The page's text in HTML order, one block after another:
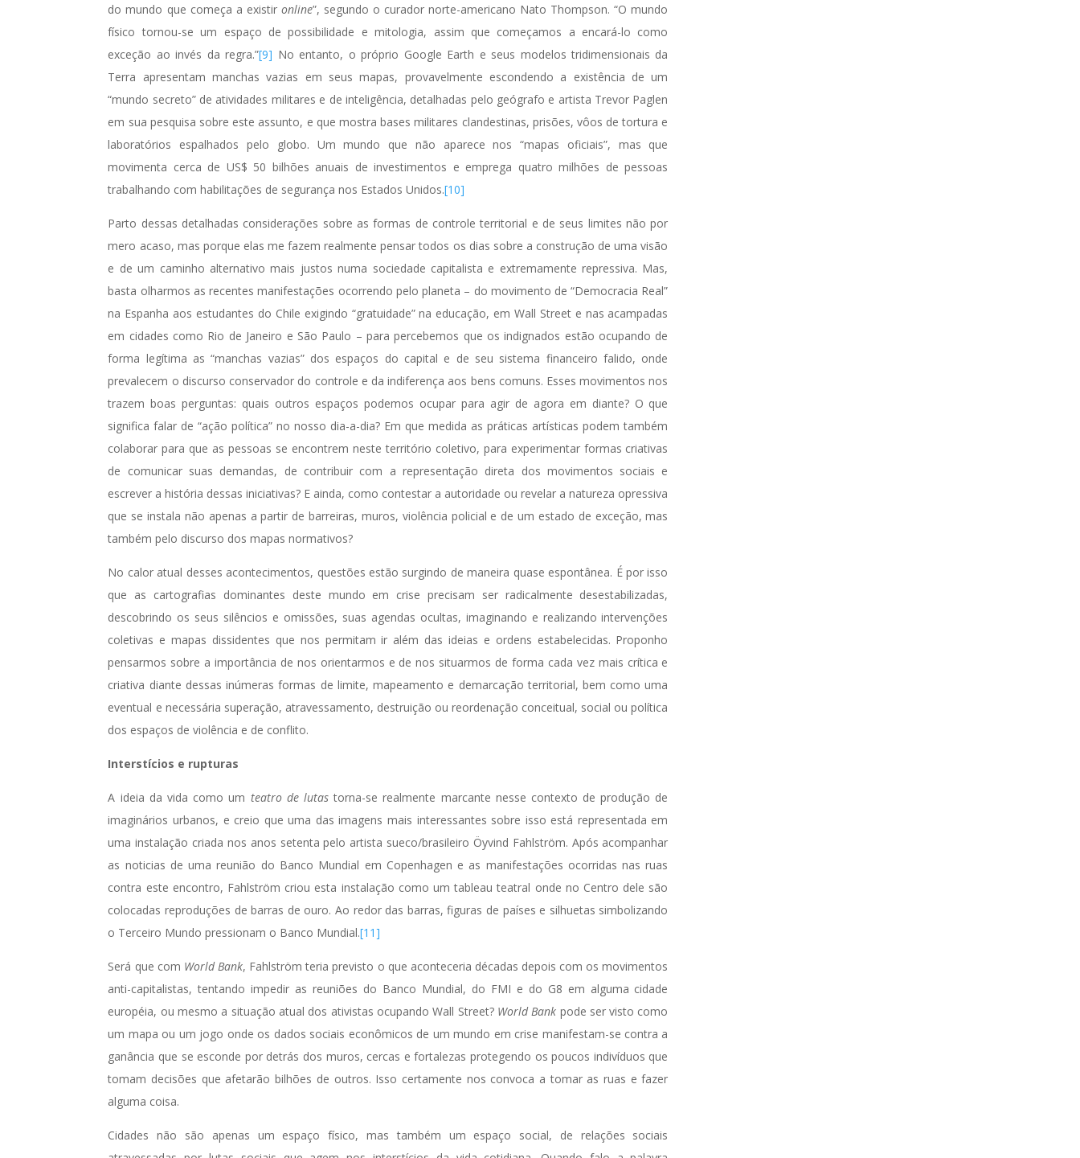
do mundo que começa a existir online”, segundo o curador norte-americano Nato Thompson. “O mundo
físico tornou-se um espaço de possibilidade e mitologia, assim que começamos a encará-lo como
exceção ao invés da regra.”[9] No entanto, o próprio Google Earth e seus modelos tridimensionais da
Terra apresentam manchas vazias em seus mapas, provavelmente escondendo a existência de um
“mundo secreto” de atividades militares e de inteligência, detalhadas pelo geógrafo e artista Trevor Paglen
em sua pesquisa sobre este assunto, e que mostra bases militares clandestinas, prisões, vôos de tortura e
laboratórios espalhados pelo globo. Um mundo que não aparece nos “mapas oficiais”, mas que
movimenta cerca de US$ 50 bilhões anuais de investimentos e emprega quatro milhões de pessoas
trabalhando com habilitações de segurança nos Estados Unidos.[10]
Parto dessas detalhadas considerações sobre as formas de controle territorial e de seus limites não por
mero acaso, mas porque elas me fazem realmente pensar todos os dias sobre a construção de uma visão
e de um caminho alternativo mais justos numa sociedade capitalista e extremamente repressiva. Mas,
basta olharmos as recentes manifestações ocorrendo pelo planeta – do movimento de “Democracia Real”
na Espanha aos estudantes do Chile exigindo “gratuidade” na educação, em Wall Street e nas acampadas
em cidades como Rio de Janeiro e São Paulo – para percebemos que os indignados estão ocupando de
forma legítima as “manchas vazias” dos espaços do capital e de seu sistema financeiro falido, onde
prevalecem o discurso conservador do controle e da indiferença aos bens comuns. Esses movimentos nos
trazem boas perguntas: quais outros espaços podemos ocupar para agir de agora em diante? O que
significa falar de “ação política” no nosso dia-a-dia? Em que medida as práticas artísticas podem também
colaborar para que as pessoas se encontrem neste território coletivo, para experimentar formas criativas
de comunicar suas demandas, de contribuir com a representação direta dos movimentos sociais e
escrever a história dessas iniciativas? E ainda, como contestar a autoridade ou revelar a natureza opressiva
que se instala não apenas a partir de barreiras, muros, violência policial e de um estado de exceção, mas
também pelo discurso dos mapas normativos?
No calor atual desses acontecimentos, questões estão surgindo de maneira quase espontânea. É por isso
que as cartografias dominantes deste mundo em crise precisam ser radicalmente desestabilizadas,
descobrindo os seus silêncios e omissões, suas agendas ocultas, imaginando e realizando intervenções
coletivas e mapas dissidentes que nos permitam ir além das ideias e ordens estabelecidas. Proponho
pensarmos sobre a importância de nos orientarmos e de nos situarmos de forma cada vez mais crítica e
criativa diante dessas inúmeras formas de limite, mapeamento e demarcação territorial, bem como uma
eventual e necessária superação, atravessamento, destruição ou reordenação conceitual, social ou política
dos espaços de violência e de conflito.
Interstícios e rupturas
A ideia da vida como um teatro de lutastorna-se realmente marcante nesse contexto de produção de
imaginários urbanos, e creio que uma das imagens mais interessantes sobre isso está representada em
uma instalação criada nos anos setenta pelo artista sueco/brasileiro Öyvind Fahlström. Após acompanhar
as noticias de uma reunião do Banco Mundial em Copenhagen e as manifestações ocorridas nas ruas
contra este encontro, Fahlström criou esta instalação como um tableau teatral onde no Centro dele são
colocadas reproduções de barras de ouro. Ao redor das barras, figuras de países e silhuetas simbolizando
o Terceiro Mundo pressionam o Banco Mundial.[11]
Será que com World Bank, Fahlström teria previsto o que aconteceria décadas depois com os movimentos
anti-capitalistas, tentando impedir as reuniões do Banco Mundial, do FMI e do G8 em alguma cidade
européia, ou mesmo a situação atual dos ativistas ocupando Wall Street? World Bank pode ser visto como
um mapa ou um jogo onde os dados sociais econômicos de um mundo em crise manifestam-se contra a
ganância que se esconde por detrás dos muros, cercas e fortalezas protegendo os poucos indivíduos que
tomam decisões que afetarão bilhões de outros. Isso certamente nos convoca a tomar as ruas e fazer
alguma coisa.
Cidades não são apenas um espaço físico, mas também um espaço social, de relações sociais